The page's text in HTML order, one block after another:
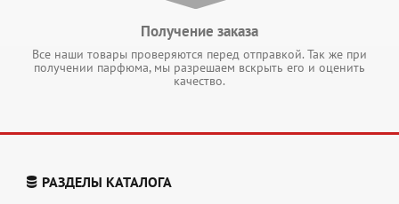
Получение заказа
Все наши товары проверяются перед отправкой. Так же при
получении парфюма, мы разрешаем вскрыть его и оценить
качество.
РАЗДЕЛЫ КАТАЛОГА